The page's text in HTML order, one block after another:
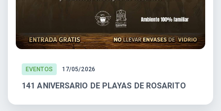
EVENTOS 17/05/2026
141 ANIVERSARIO DE PLAYAS DE ROSARITO